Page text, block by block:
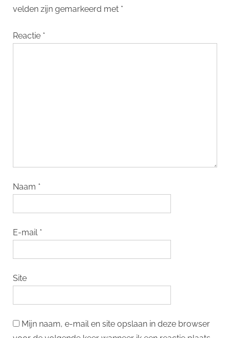
velden zijn gemarkeerd met *
Reactie *
Naam *
E-mail *
Site
Mijn naam, e-mail en site opslaan in deze browser